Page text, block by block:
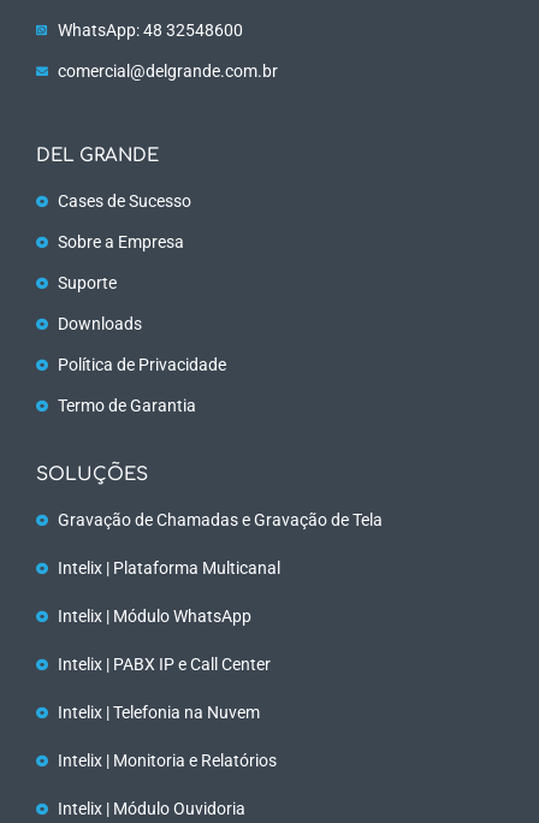
WhatsApp: 48 32548600
comercial@delgrande.com.br
DEL GRANDE
Cases de Sucesso
Sobre a Empresa
Suporte
Downloads
Política de Privacidade
Termo de Garantia
SOLUÇÕES
Gravação de Chamadas e Gravação de Tela
Intelix | Plataforma Multicanal
Intelix | Módulo WhatsApp
Intelix | PABX IP e Call Center
Intelix | Telefonia na Nuvem
Intelix | Monitoria e Relatórios
Intelix | Módulo Ouvidoria